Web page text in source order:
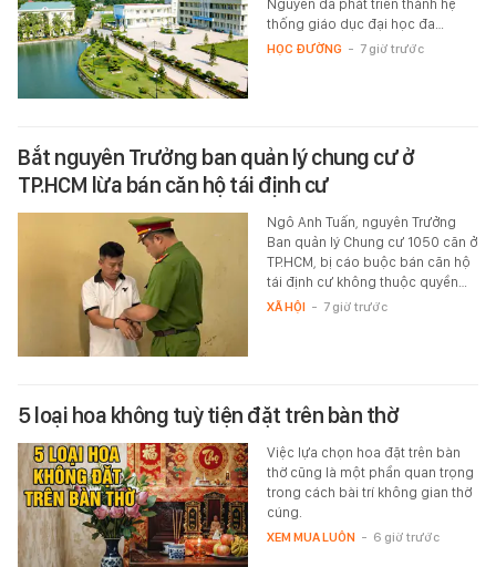
Nguyên đã phát triển thành hệ
thống giáo dục đại học đa…
HỌC ĐƯỜNG - 7 giờ trước
Bắt nguyên Trưởng ban quản lý chung cư ở
TP.HCM lừa bán căn hộ tái định cư
Ngô Anh Tuấn, nguyên Trưởng
Ban quản lý Chung cư 1050 căn ở
TP.HCM, bị cáo buộc bán căn hộ
tái định cư không thuộc quyền…
XÃ HỘI - 7 giờ trước
5 loại hoa không tuỳ tiện đặt trên bàn thờ
Việc lựa chọn hoa đặt trên bàn
thờ cũng là một phần quan trọng
trong cách bài trí không gian thờ
cúng.
XEM MUA LUÔN - 6 giờ trước